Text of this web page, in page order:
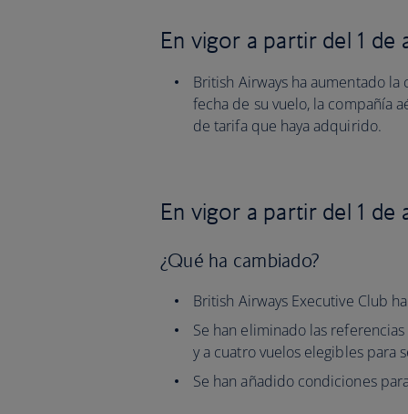
En vigor a partir del 1 de
British Airways ha aumentado
fecha de su vuelo, la compañía
de tarifa que haya adquirido.
En vigor a partir del 1 de
¿Qué ha cambiado?
British Airways Executive Club
Se han eliminado las
y a cuatro vuelos elegibles para
Se han añadido condiciones